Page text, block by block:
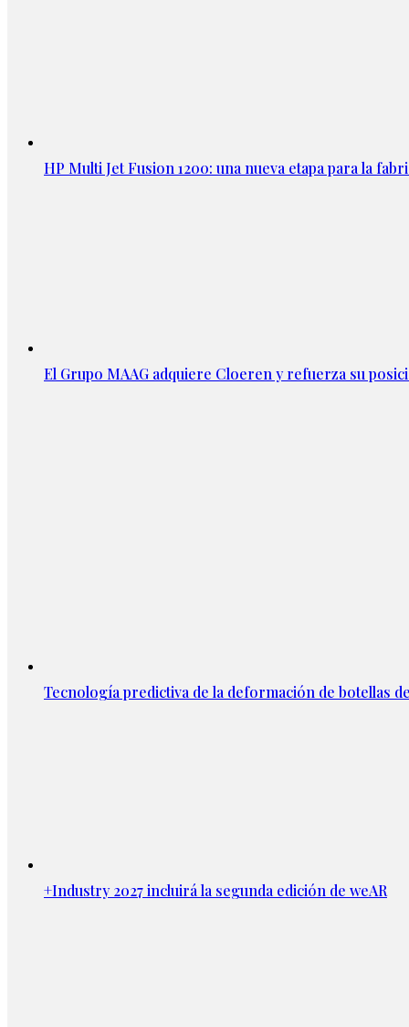
HP Multi Jet Fusion 1200: una nueva etapa para la
El Grupo MAAG adquiere Cloeren y refuerza su
Tecnología predictiva de la deformación de botellas
+Industry 2027 incluirá la segunda edición de weAR